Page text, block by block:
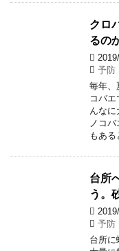
クロ
るの
予防
毎年、
コバ
んな
ノコ
もある
台所
う。
予防
台所に